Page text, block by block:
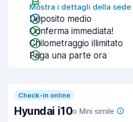
Mostra i dettagli della sede
Deposito medio
Conferma immediata!
Chilometraggio illimitato
Paga una parte ora
Check-in online
Hyundai i10o Mini simile